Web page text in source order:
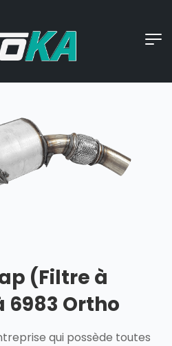
(Filtre à
Ortho
qui possède toutes